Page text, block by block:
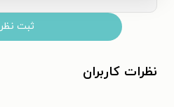
ثبت نظر
نظرات کاربران